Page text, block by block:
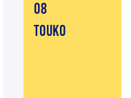
08
TOUKO